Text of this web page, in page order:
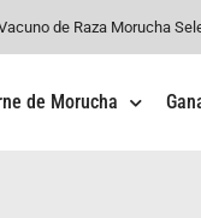
de Raza Morucha
de Morucha